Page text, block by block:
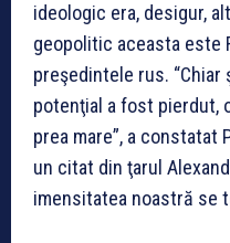
ideologic era, desigur,
geopolitic aceasta este
preşedintele rus.
potenţial a fost pierdut,
prea mare”, a constatat
un citat din ţarul
imensitatea noastră se